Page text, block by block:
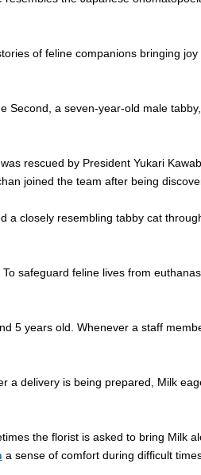
of feline companions bringing
a seven-year-old male
rescued by President Yukari
joined the team after being
a closely resembling tabby cat
safeguard feline lives from
5 years old. Whenever a staff
a delivery is being prepared, Milk
the florist is asked to bring Milk
a sense of comfort during difficult